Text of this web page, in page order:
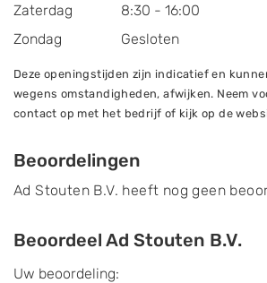
Zaterdag
8:30 - 16:00
Zondag
Gesloten
Deze openingstijden zijn indicatief en
wegens omstandigheden, afwijken. Neem
contact op met het bedrijf of kijk op de
Beoordelingen
Ad Stouten B.V. heeft nog geen
Beoordeel Ad Stouten B.V.
Uw beoordeling: